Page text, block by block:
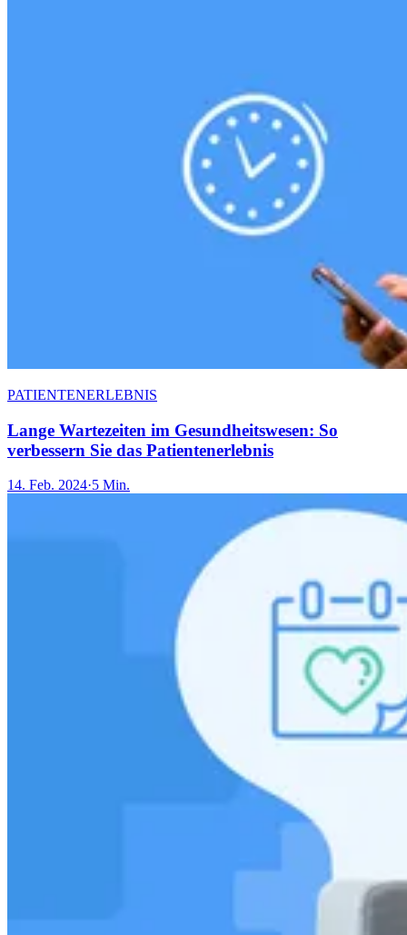
PATIENTENERLEBNIS
Lange Wartezeiten im Gesundheitswesen: So
verbessern Sie das Patientenerlebnis
14. Feb. 2024·5 Min.